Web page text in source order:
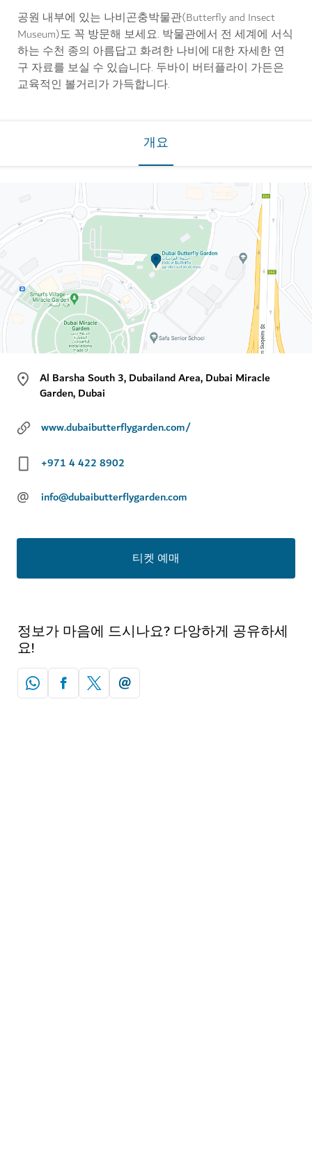
공원 내부에 있는 나비곤충박물관(Butterfly and Insect
Museum)도 꼭 방문해 보세요. 박물관에서 전 세계에 서식
하는 수천 종의 아름답고 화려한 나비에 대한 자세한 연
구 자료를 보실 수 있습니다. 두바이 버터플라이 가든은
교육적인 볼거리가 가득합니다.
개요
Al Barsha South 3, Dubailand Area, Dubai Miracle
Garden, Dubai
www.dubaibutterflygarden.com/
+971 4 422 8902
@ info@dubaibutterflygarden.com
티켓 예매
정보가 마음에 드시나요? 다앙하게 공유하세
요!